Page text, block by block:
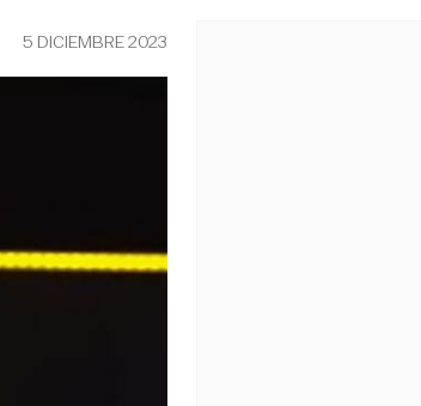
5 DICIEMBRE 2023